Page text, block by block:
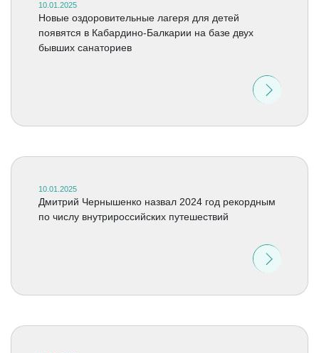
10.01.2025
Новые оздоровительные лагеря для детей
появятся в Кабардино-Балкарии на базе двух
бывших санаториев
10.01.2025
Дмитрий Чернышенко назвал 2024 год рекордным
по числу внутрироссийских путешествий